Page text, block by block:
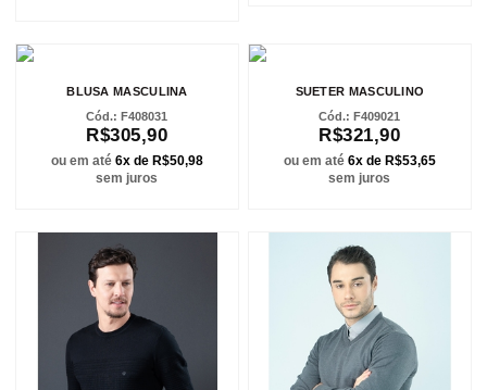
BLUSA MASCULINA
F408031
R$305,90
ou em até 6x de R$50,98
sem juros
SUETER MASCULINO
F409021
R$321,90
ou em até 6x de R$53,65
sem juros